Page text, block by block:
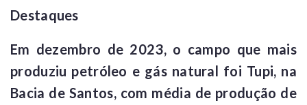
Destaques
Em dezembro de 2023, o campo que mais
produziu petróleo e gás natural foi Tupi, na
Bacia de Santos, com média de produção de